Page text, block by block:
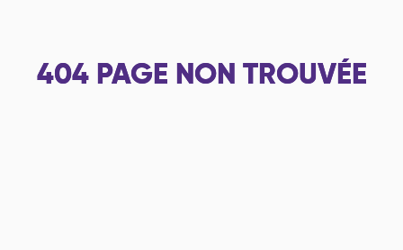
404 PAGE NON TROUVÉE